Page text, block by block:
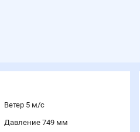
Ветер 5 м/с
Давление 749 мм